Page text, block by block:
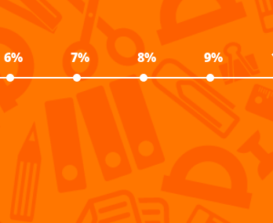
6% 7% 8% 9%